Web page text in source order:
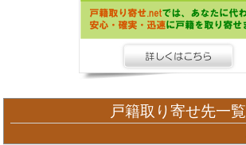
戸籍取り寄せ先一覧